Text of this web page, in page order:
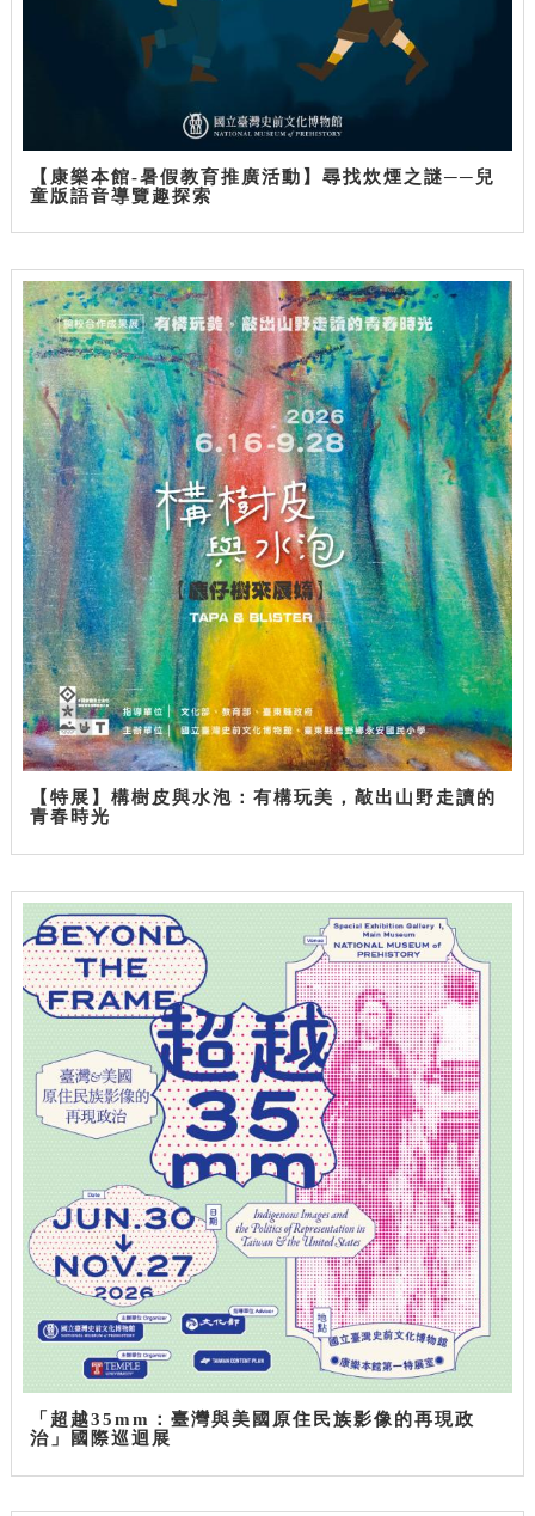
【康樂本館-暑假教育推廣活動】尋找炊煙之謎──兒
童版語音導覽趣探索
【特展】構樹皮與水泡：有構玩美，敲出山野走讀的
青春時光
「超越35mm：臺灣與美國原住民族影像的再現政
治」國際巡迴展